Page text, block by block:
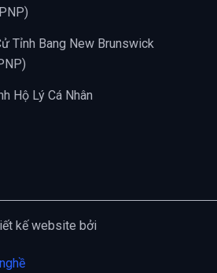
Tỉnh Bang New Brunswick
Hộ Lý Cá Nhân
kế website bởi